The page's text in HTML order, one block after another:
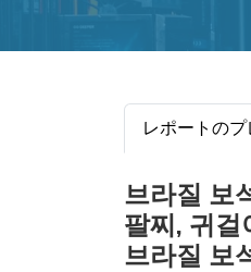
レポートの
브라질 보
팔찌, 귀걸
브라질 보